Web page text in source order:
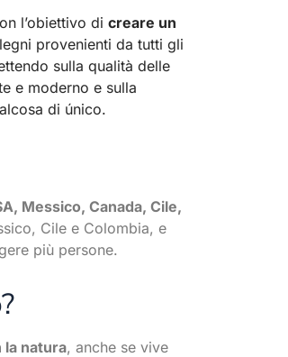
l’obiettivo dicreare un
provenienti da tutti gli
sulla qualità delle
e moderno e sulla
di único.
Messico, Canada, Cile,
Cile e Colombia, e
più persone.
la natura, anche se vive